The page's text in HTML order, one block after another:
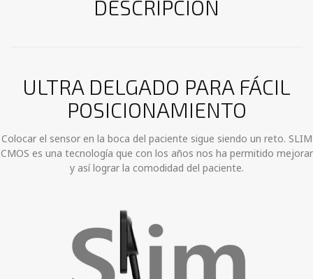
DESCRIPCIÓN
ULTRA DELGADO PARA FÁCIL
POSICIONAMIENTO
Colocar el sensor en la boca del paciente sigue siendo un reto. SLIM
CMOS es una tecnología que con los años nos ha permitido mejorar
y así lograr la comodidad del paciente.